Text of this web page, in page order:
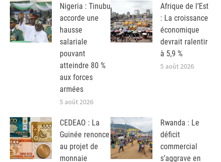
Nigeria : Tinubu
accorde une
hausse
salariale
pouvant
atteindre 80 %
aux forces
armées
5 août 2026
Afrique de l’Est
: La croissance
économique
devrait ralentir
à 5,9 %
5 août 2026
CEDEAO : La
Guinée renonce
au projet de
monnaie
Rwanda : Le
déficit
commercial
s’aggrave en